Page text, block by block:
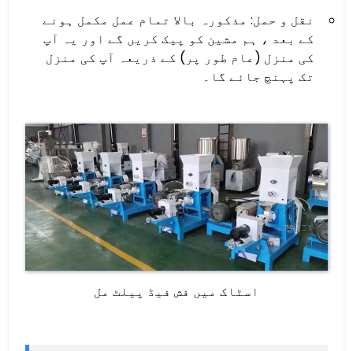
نقل و حمل: مذکورہ بالا تمام عمل مکمل ہونے
کے بعد ، ہم مشین کو پیک کریں گے اور یہ آپ
کی منزل (عام طور پر) کے ذریعہ آپ کی منزل
تک پہنچ جائے گا۔
اسٹاک میں فش فیڈ پیلٹ مل